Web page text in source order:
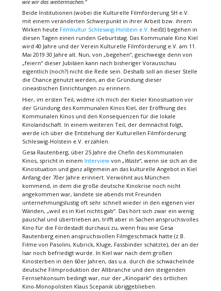
wie wir das weitermachen.“
Beide Institutionen (wobei die Kulturelle Filmförderung SH e.V.
mit einem veränderten Schwerpunkt in ihrer Arbeit bzw. ihrem
Wirken heute Filmkultur Schleswig-Holstein e.V. heißt) begehen in
diesen Tagen einen runden Geburtstag. Das Kommunale Kino Kiel
wird 40 Jahre und der Verein Kulturelle Filmförderung e.V. am 11.
Mai 2019 30 Jahre alt. Nun, von „begehen“, geschweige denn von
„feiern“ dieser Jubiläen kann nach bisheriger Vorausschau
eigentlich (noch?) nicht die Rede sein. Deshalb soll an dieser Stelle
die Chance genutzt werden, an die Gründung dieser
cineastischen Einrichtungen zu erinnern.
Hier, im ersten Teil, widme ich mich der Kieler Kinosituation vor
der Gründung des Kommunalen Kinos Kiel, der Eröffnung des
Kommunalen Kinos und den Konsequenzen für die lokale
Kinolandschaft. In einem weiteren Teil, der demnächst folgt,
werde ich über die Entstehung der Kulturellen Filmförderung
Schleswig-Holstein e.V. erzählen.
Gesa Rautenberg, über 25 Jahre die Chefin des Kommunalen
Kinos, spricht in einem Interviewvon „Wüste“, wenn sie sich an die
Kinosituation und ganz allgemein an das kulturelle Angebot in Kiel
Anfang der 70er Jahre erinnert. Verwöhnt aus München
kommend, in dem die große deutsche Kinokrise noch nicht
angekommen war, landete sie abends mit Freunden
unternehmungslustig oft sehr schnell wieder in den eigenen vier
Wänden, „weil es in Kiel nichts gab“. Das hört sich zwar ein wenig
pauschal und übertrieben an, trifft aber in Sachen anspruchsvolles
Kino für die Fördestadt durchaus zu, wenn frau wie Gesa
Rautenberg einen anspruchsvollen Filmgeschmack hatte (z.B.
Filme von Pasolini, Kubrick, Kluge, Fassbinder schätzte), der an der
Isar noch befriedigt wurde. In Kiel war nach dem großen
Kinosterben in den 60er Jahren, das u.a. durch die schwächelnde
deutsche Filmproduktion der Altbranche und den steigenden
Fernsehkonsum bedingt war, nur der „Kinopark“ des örtlichen
Kino-Monopolisten Klaus Scepanik übriggeblieben.